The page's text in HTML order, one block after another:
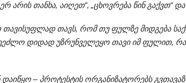
არის თანხა, აიღეთ“, „ცხოვრება წინ გაქვთ“ და
თავისუფლად თავს, რომ თუ ფულზე მიდგება
დიდად უზრუნველეყო თავი იმ ფულით,
დაიწყო – პროტესტის ორგანიზატორებს